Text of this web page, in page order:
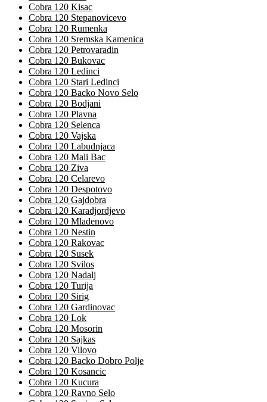
Cobra 120 Kisac
Cobra 120 Stepanovicevo
Cobra 120 Rumenka
Cobra 120 Sremska Kamenica
Cobra 120 Petrovaradin
Cobra 120 Bukovac
Cobra 120 Ledinci
Cobra 120 Stari Ledinci
Cobra 120 Backo Novo Selo
Cobra 120 Bodjani
Cobra 120 Plavna
Cobra 120 Selenca
Cobra 120 Vajska
Cobra 120 Labudnjaca
Cobra 120 Mali Bac
Cobra 120 Ziva
Cobra 120 Celarevo
Cobra 120 Despotovo
Cobra 120 Gajdobra
Cobra 120 Karadjordjevo
Cobra 120 Mladenovo
Cobra 120 Nestin
Cobra 120 Rakovac
Cobra 120 Susek
Cobra 120 Svilos
Cobra 120 Nadalj
Cobra 120 Turija
Cobra 120 Sirig
Cobra 120 Gardinovac
Cobra 120 Lok
Cobra 120 Mosorin
Cobra 120 Sajkas
Cobra 120 Vilovo
Cobra 120 Backo Dobro Polje
Cobra 120 Kosancic
Cobra 120 Kucura
Cobra 120 Ravno Selo